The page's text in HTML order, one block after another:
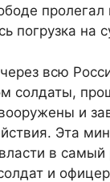
погрузка
всю
солдаты,
и
Эта
в
и